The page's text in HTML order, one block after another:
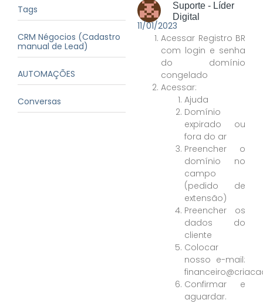
Tags
CRM Négocios (Cadastro
manual de Lead)
AUTOMAÇÕES
Conversas
Suporte - Líder
Digital
11/01/2023
Acessar Registro BR
com login e senha
do domínio
congelado
Acessar:
Ajuda
Domínio
expirado ou
fora do ar
Preencher o
domínio no
campo
(pedido de
extensão)
Preencher os
dados do
cliente
Colocar
nosso e-mail:
Confirmar e
aguardar.